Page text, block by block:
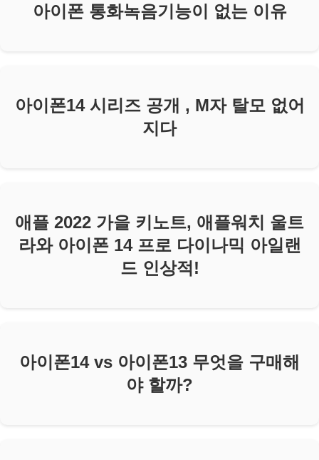
아이폰 통화녹음기능이 없는 이유
아이폰14 시리즈 공개 , M자 탈모 없어
지다
애플 2022 가을 키노트, 애플워치 울트
라와 아이폰 14 프로 다이나믹 아일랜
드 인상적!
아이폰14 vs 아이폰13 무엇을 구매해
야 할까?